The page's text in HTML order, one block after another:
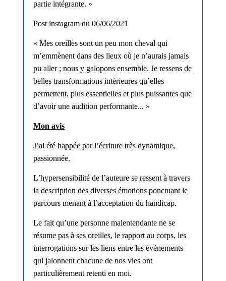
partie intégrante. »
Post instagram du 06/06/2021
« Mes oreilles sont un peu mon cheval qui
m’emmènent dans des lieux où je n’aurais jamais
pu aller ; nous y galopons ensemble. Je ressens de
belles transformations intérieures qu’elles
permettent, plus essentielles et plus puissantes que
d’avoir une audition performante... »
Mon avis
J’ai été happée par l’écriture très dynamique,
passionnée.
L’hypersensibilité de l’auteure se ressent à travers
la description des diverses émotionsponctuant le
parcours menant à l’acceptation du handicap.
Le fait qu’une personne malentendante ne se
résume pas à ses oreilles,le rapport au corps, les
interrogations sur les liens entre les événements
qui jalonnent chacune de nos vies ont
particulièrement retenti en moi.